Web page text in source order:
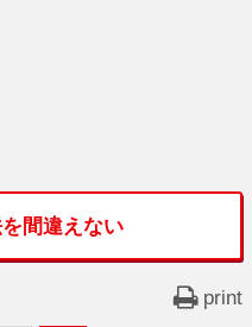
間違えない
print